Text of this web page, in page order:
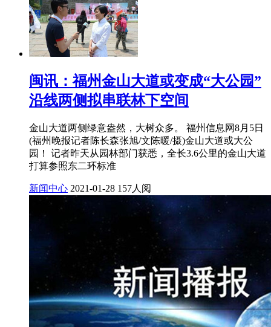
闽讯：福州金山大道或变成“大公园”
沿线两侧拟串联林下空间
金山大道两侧绿意盎然，大树众多。 福州信息网8月5日
(福州晚报记者陈长森张旭/文陈暖/摄)金山大道或大公
园！ 记者昨天从园林部门获悉，全长3.6公里的金山大道
打算参照东二环标准
新闻中心 2021-01-28 157人阅